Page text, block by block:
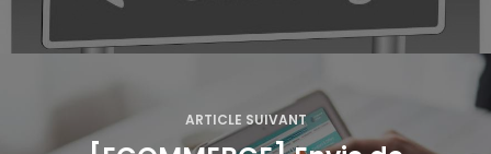
ARTICLE SUIVANT